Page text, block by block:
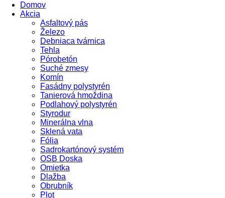
Domov
Akcia
Asfaltový pás
Železo
Debniaca tvárnica
Tehla
Pórobetón
Suché zmesy
Komín
Fasádny polystyrén
Tanierová hmoždina
Podlahový polystyrén
Styrodur
Minerálna vlna
Sklená vata
Fólia
Sadrokartónový systém
OSB Doska
Omietka
Dlažba
Obrubník
Plot